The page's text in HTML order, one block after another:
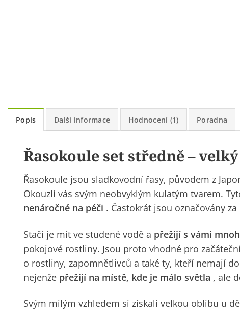
Popis Další informace Hodnocení (1) Poradna
Řasokoule set středně – velký
Řasokoule jsou sladkovodní řasy, původem z
Okouzlí vás svým neobvyklým kulatým tvarem.
nenáročné na péči . Častokrát jsou označovány
Stačí je mít ve studené vodě a přežijí s vámi
pokojové rostliny. Jsou proto vhodné pro
o rostliny, zapomnětlivců a také ty, kteří nemají
nejenže přežijí na místě, kde je málo světla , ale
Svým milým vzhledem si získali velkou oblibu u